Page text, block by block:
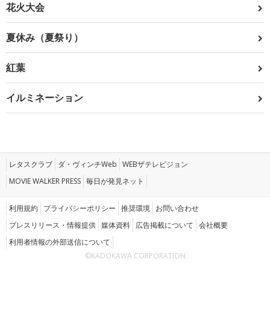
花火大会
夏休み（夏祭り）
紅葉
イルミネーション
レタスクラブ ダ・ヴィンチWeb WEBザテレビジョン
MOVIE WALKER PRESS 毎日が発見ネット
利用規約 プライバシーポリシー 推奨環境 お問い合わせ
プレスリリース・情報提供 媒体資料 広告掲載について 会社概要
利用者情報の外部送信について
©KADOKAWA CORPORATION